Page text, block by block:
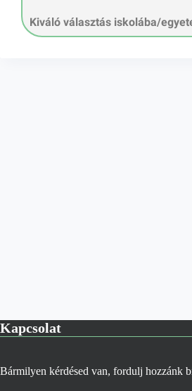
Kiváló választás iskolába/
Kapcsolat
Bármilyen kérdésed van, fordulj hozzánk